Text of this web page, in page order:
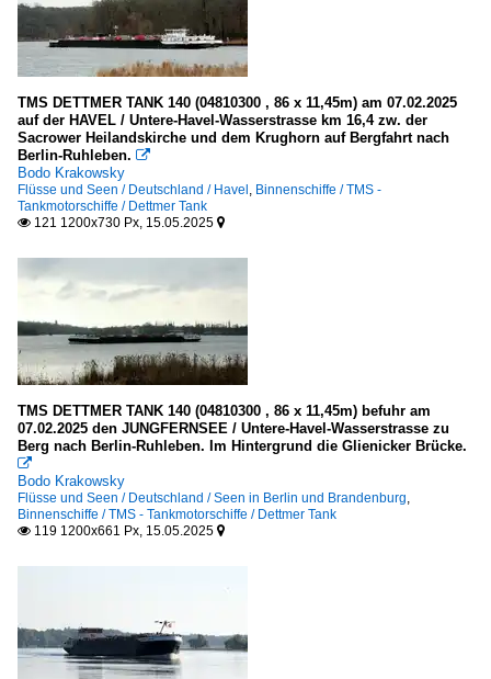
TMS DETTMER TANK 140 (04810300 , 86 x 11,45m) am 07.02.2025
auf der HAVEL / Untere-Havel-Wasserstrasse km 16,4 zw. der
Sacrower Heilandskirche und dem Krughorn auf Bergfahrt nach
Berlin-Ruhleben. 
Bodo Krakowsky
Flüsse und Seen / Deutschland / Havel , Binnenschiffe / TMS -
Tankmotorschiffe / Dettmer Tank
 121 1200x730 Px, 15.05.2025 
TMS DETTMER TANK 140 (04810300 , 86 x 11,45m) befuhr am
07.02.2025 den JUNGFERNSEE / Untere-Havel-Wasserstrasse zu
Berg nach Berlin-Ruhleben. Im Hintergrund die Glienicker Brücke.

Bodo Krakowsky
Flüsse und Seen / Deutschland / Seen in Berlin und Brandenburg,
Binnenschiffe / TMS - Tankmotorschiffe / Dettmer Tank
 119 1200x661 Px, 15.05.2025 